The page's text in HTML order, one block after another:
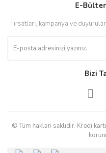
E-
Fırsatları, kampanya ve
Bizi
© Tüm hakları saklıdır. Kredi